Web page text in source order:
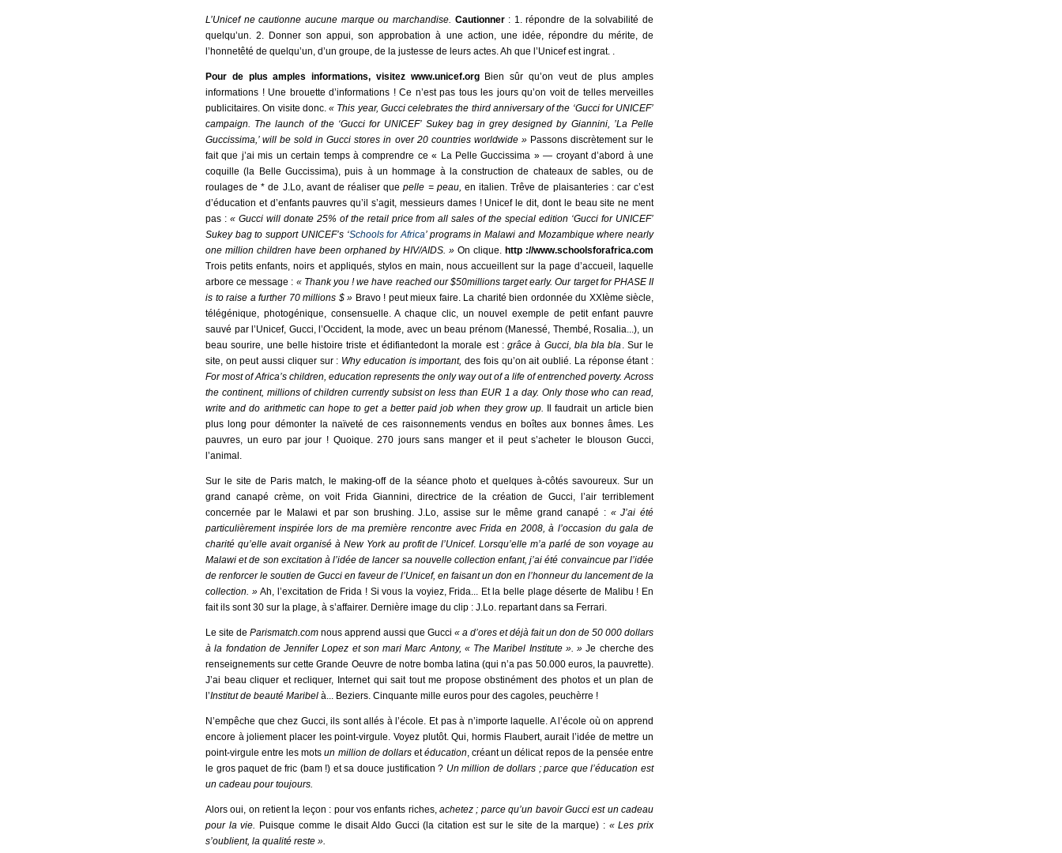
L’Unicef ne cautionne aucune marque ou marchandise. Cautionner: 1. répondre de la solvabilité de
quelqu’un. 2. Donner son appui, son approbation à une action, une idée, répondre du mérite, de
l’honnetêté de quelqu’un, d’un groupe, de la justesse de leurs actes. Ah que l’Unicef est ingrat. .
Pour de plus amples informations, visitez www.unicef.org Bien sûr qu’on veut de plus amples
informations ! Une brouette d’informations ! Ce n’est pas tous les jours qu’on voit de telles merveilles
publicitaires. On visite donc. « This year, Gucci celebrates the third anniversary of the ‘Gucci for UNICEF’
campaign. The launch of the ‘Gucci for UNICEF’ Sukey bag in grey designed by Giannini, ’La Pelle
Guccissima,’ will be sold in Gucci stores in over 20 countries worldwide » Passons discrètement sur le
fait que j’ai mis un certain temps à comprendre ce « La Pelle Guccissima » — croyant d’abord à une
coquille (la Belle Guccissima), puis à un hommage à la construction de chateaux de sables, ou de
roulages de * de J.Lo, avant de réaliser quepelle = peau, en italien. Trêve de plaisanteries : car c’est
d’éducation et d’enfants pauvres qu’il s’agit, messieurs dames ! Unicef le dit, dont le beau site ne ment
pas : « Gucci will donate 25% of the retail price from all sales of the special edition ‘Gucci for UNICEF’
Sukey bag to support UNICEF’s ‘Schools for Africa’ programs in Malawi and Mozambique where nearly
one million children have been orphaned by HIV/AIDS. » On clique. http ://www.schoolsforafrica.com
Trois petits enfants, noirs et appliqués, stylos en main, nous accueillent sur la page d’accueil, laquelle
arbore ce message : « Thank you ! we have reached our$50millionstargetearly. Our target for PHASE II
is to raise a further 70 millions $ » Bravo ! peut mieux faire. La charité bien ordonnée du XXIème siècle,
télégénique, photogénique, consensuelle. A chaque clic, un nouvel exemple de petit enfant pauvre
sauvé par l’Unicef, Gucci, l’Occident, la mode, avec un beau prénom (Manessé, Thembé, Rosalia...), un
beau sourire, une belle histoire triste et édifiantedont la morale est :grâce à Gucci, bla bla bla. Sur le
site, on peut aussi cliquer sur : Why education is important,des fois qu’on ait oublié. La réponse étant :
For most of Africa’s children, education represents the only way out of a life of entrenched poverty. Across
the continent, millions of children currently subsist on less than EUR 1 a day. Only those who can read,
write and do arithmetic can hope to get a better paid job when they grow up.
Il faudrait un article bien
plus long pour démonter la naïveté de ces raisonnements vendus en boîtes aux bonnes âmes. Les
pauvres, un euro par jour ! Quoique. 270 jours sans manger et il peut s’acheter le blouson Gucci,
l’animal.
Sur le site de Paris match, le making-off de la séance photo et quelques à-côtés savoureux. Sur un
grand canapé crème, on voit Frida Giannini, directrice de la création de Gucci, l’air terriblement
concernée par le Malawi et par son brushing. J.Lo, assise sur le même grand canapé : « J’ai été
particulièrement inspirée lors de ma première rencontre avec Frida en 2008, à l’occasion du gala de
charité qu’elle avait organisé à New York au profit de l’Unicef.Lorsqu’elle m’a parlé de son voyage au
Malawi et de son excitation à l’idée de lancer sa nouvelle collection enfant, j’ai été convaincue par l’idée
de renforcer le soutien de Gucci en faveur de l’Unicef, en faisant un don en l’honneur du lancement de la
collection. »Ah, l’excitation de Frida ! Si vous la voyiez, Frida... Et la belle plage déserte de Malibu ! En
fait ils sont 30 sur la plage, à s’affairer. Dernière image du clip : J.Lo. repartant dans sa Ferrari.
Le site de Parismatch.com nous apprend aussi que Gucci « a d’ores et déjà fait un don de 50 000 dollars
à la fondation de Jennifer Lopez et son mari Marc Antony, « The Maribel Institute ». » Je cherche des
renseignements sur cette Grande Oeuvre de notre bomba latina (qui n’a pas 50.000 euros, la pauvrette).
J’ai beau cliquer et recliquer, Internet qui sait tout me propose obstinément des photos et un plan de
l’Institut de beauté Maribel à... Beziers. Cinquante mille euros pour des cagoles, peuchèrre !
N’empêche que chez Gucci, ils sont allés à l’école. Et pas à n’importe laquelle. A l’école où on apprend
encore à joliement placer les point-virgule. Voyez plutôt. Qui, hormis Flaubert, aurait l’idée de mettre un
point-virgule entre les motsun million de dollars etéducation, créant un délicat repos de la pensée entre
le gros paquet de fric (bam !) et sa douce justification ? Un million de dollars ; parce que l’éducation est
un cadeau pour toujours.
Alors oui, on retient la leçon : pour vos enfants riches,achetez ; parce qu’un bavoirGucciest un cadeau
pour la vie. Puisque comme le disait Aldo Gucci (la citation est sur le site de la marque) : « Les prix
s’oublient, la qualité reste ».